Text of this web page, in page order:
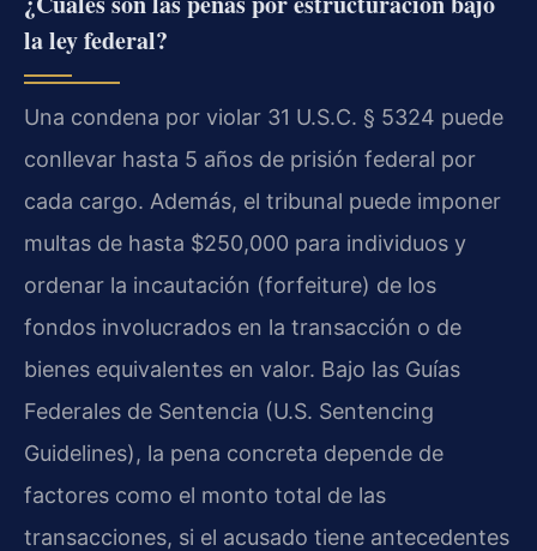
la ley federal?
Una condena por violar 31 U.S.C. § 5324 puede
conllevar hasta 5 años de prisión federal por
cada cargo. Además, el tribunal puede imponer
multas de hasta $250,000 para individuos y
ordenar la incautación (forfeiture) de los
fondos involucrados en la transacción o de
bienes equivalentes en valor. Bajo las Guías
Federales de Sentencia (U.S. Sentencing
Guidelines), la pena concreta depende de
factores como el monto total de las
transacciones, si el acusado tiene antecedentes